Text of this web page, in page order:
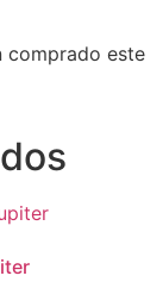
comprado este